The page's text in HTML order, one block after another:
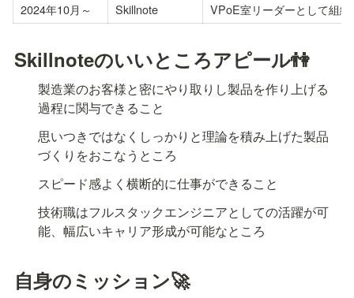
2024年10月～
Skillnote VPoE室リーダーとして組
Skillnoteのいいところアピール👫
製造業のお客様と密にやり取りし製品を作り上げる
過程に関与できること
思いつきではなくしっかりと理論を積み上げた製品
づくりをおこなうところ
スピード感よく横断的に仕事ができること
技術職はフルスタックエンジニアとしての活躍が可
能、幅広いキャリア形成が可能なところ
自身のミッション🚀